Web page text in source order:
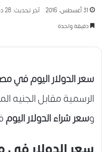
31 أغسطس، 2016 آخر تحديث: 28 ديسمبر، 2017
دقيقة واحدة
سعر الدولار اليوم في
الرسمية مقابل الجنيه
وسعر شراء الدولار اليوم